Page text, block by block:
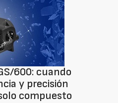
600: cuando
y precisión
compuesto